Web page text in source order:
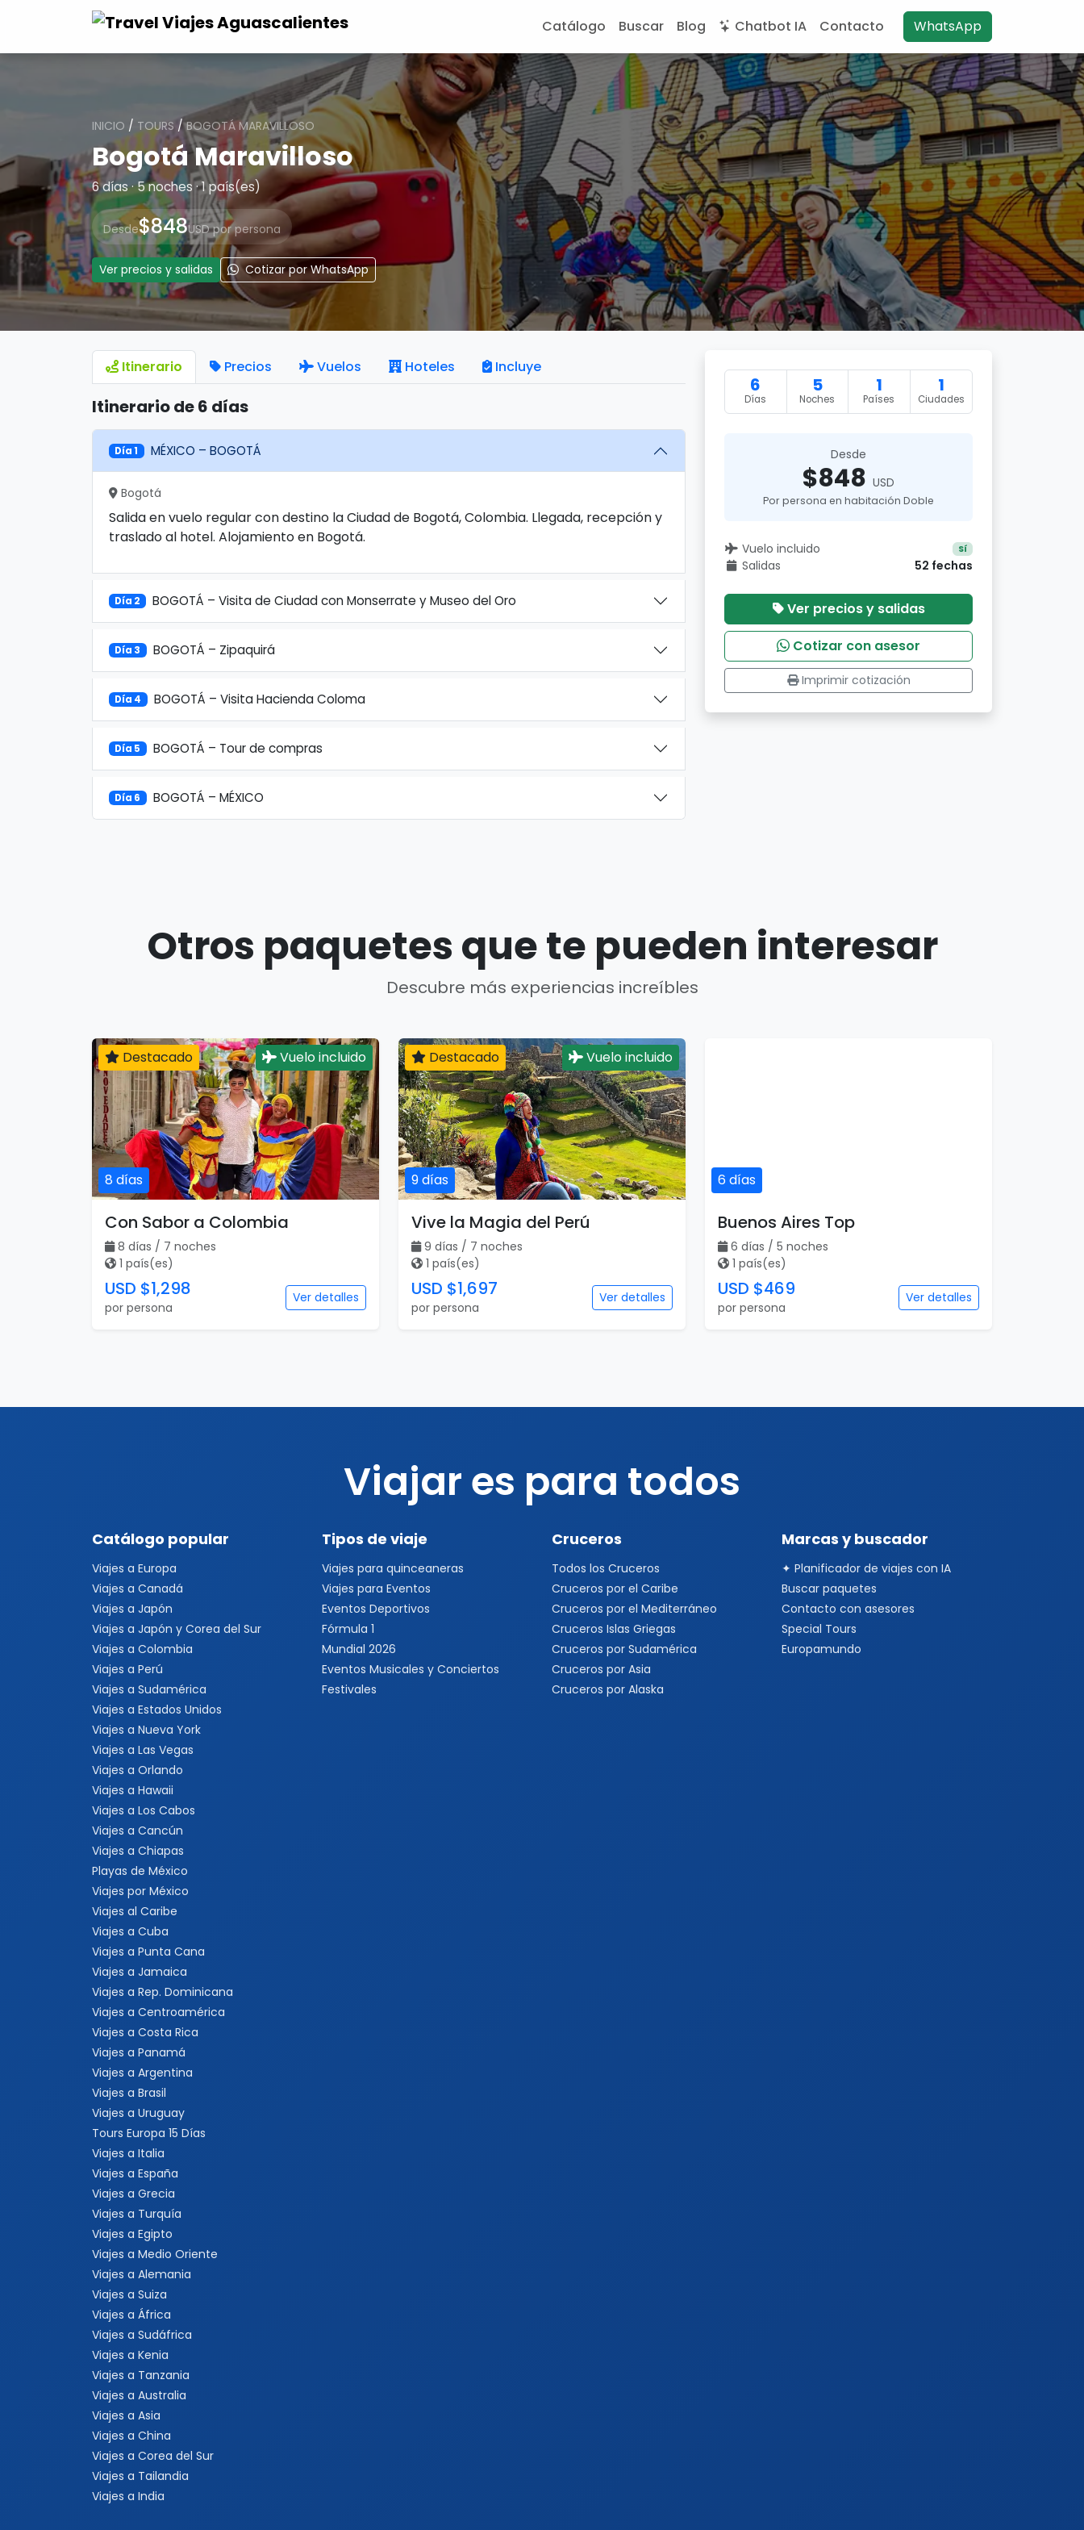
Catálogo Buscar Blog Chatbot IA Contacto WhatsApp
INICIO / TOURS /BOGOTÁ MARAVILLOSO
Bogotá Maravilloso
6 días · 5 noches · 1 país(es)
Desde$848USD por persona
Ver precios y salidas Cotizar por WhatsApp
Itinerario Precios Vuelos Hoteles Incluye
Itinerario de 6 días
Día 1 MÉXICO – BOGOTÁ
Bogotá
Salida en vuelo regular con destino la Ciudad de Bogotá, Colombia. Llegada, recepción y
traslado al hotel. Alojamiento en Bogotá.
Día 2 BOGOTÁ – Visita de Ciudad con Monserrate y Museo del Oro
Día 3 BOGOTÁ – Zipaquirá
Día 4 BOGOTÁ – Visita Hacienda Coloma
Día 5 BOGOTÁ – Tour de compras
Día 6 BOGOTÁ – MÉXICO
6
Días
5
Noches
1
Países
1
Ciudades
Desde
$848 USD
Por persona en habitación Doble
Vuelo incluido Sí
Salidas 52 fechas
Ver precios y salidas
Cotizar con asesor
Imprimir cotización
Otros paquetes que te pueden interesar
Descubre más experiencias increíbles
8 días
Destacado Vuelo incluido
Con Sabor a Colombia
8 días / 7 noches
1 país(es)
USD $1,298
por persona
Ver detalles
9 días
Destacado Vuelo incluido
Vive la Magia del Perú
9 días / 7 noches
1 país(es)
USD $1,697
por persona
Ver detalles
6 días
Buenos Aires Top
6 días / 5 noches
1 país(es)
USD $469
por persona
Ver detalles
Viajar es para todos
Catálogo popular
Viajes a Europa
Viajes a Canadá
Viajes a Japón
Viajes a Japón y Corea del Sur
Viajes a Colombia
Viajes a Perú
Viajes a Sudamérica
Viajes a Estados Unidos
Viajes a Nueva York
Viajes a Las Vegas
Viajes a Orlando
Viajes a Hawaii
Viajes a Los Cabos
Viajes a Cancún
Viajes a Chiapas
Playas de México
Viajes por México
Viajes al Caribe
Viajes a Cuba
Viajes a Punta Cana
Viajes a Jamaica
Viajes a Rep. Dominicana
Viajes a Centroamérica
Viajes a Costa Rica
Viajes a Panamá
Viajes a Argentina
Viajes a Brasil
Viajes a Uruguay
Tours Europa 15 Días
Viajes a Italia
Viajes a España
Viajes a Grecia
Viajes a Turquía
Viajes a Egipto
Viajes a Medio Oriente
Viajes a Alemania
Viajes a Suiza
Viajes a África
Viajes a Sudáfrica
Viajes a Kenia
Viajes a Tanzania
Viajes a Australia
Viajes a Asia
Viajes a China
Viajes a Corea del Sur
Viajes a Tailandia
Viajes a India
Tipos de viaje
Viajes para quinceaneras
Viajes para Eventos
Eventos Deportivos
Fórmula 1
Mundial 2026
Eventos Musicales y Conciertos
Festivales
Cruceros
Todos los Cruceros
Cruceros por el Caribe
Cruceros por el Mediterráneo
Cruceros Islas Griegas
Cruceros por Sudamérica
Cruceros por Asia
Cruceros por Alaska
Marcas y buscador
✦ Planificador de viajes con IA
Buscar paquetes
Contacto con asesores
Special Tours
Europamundo